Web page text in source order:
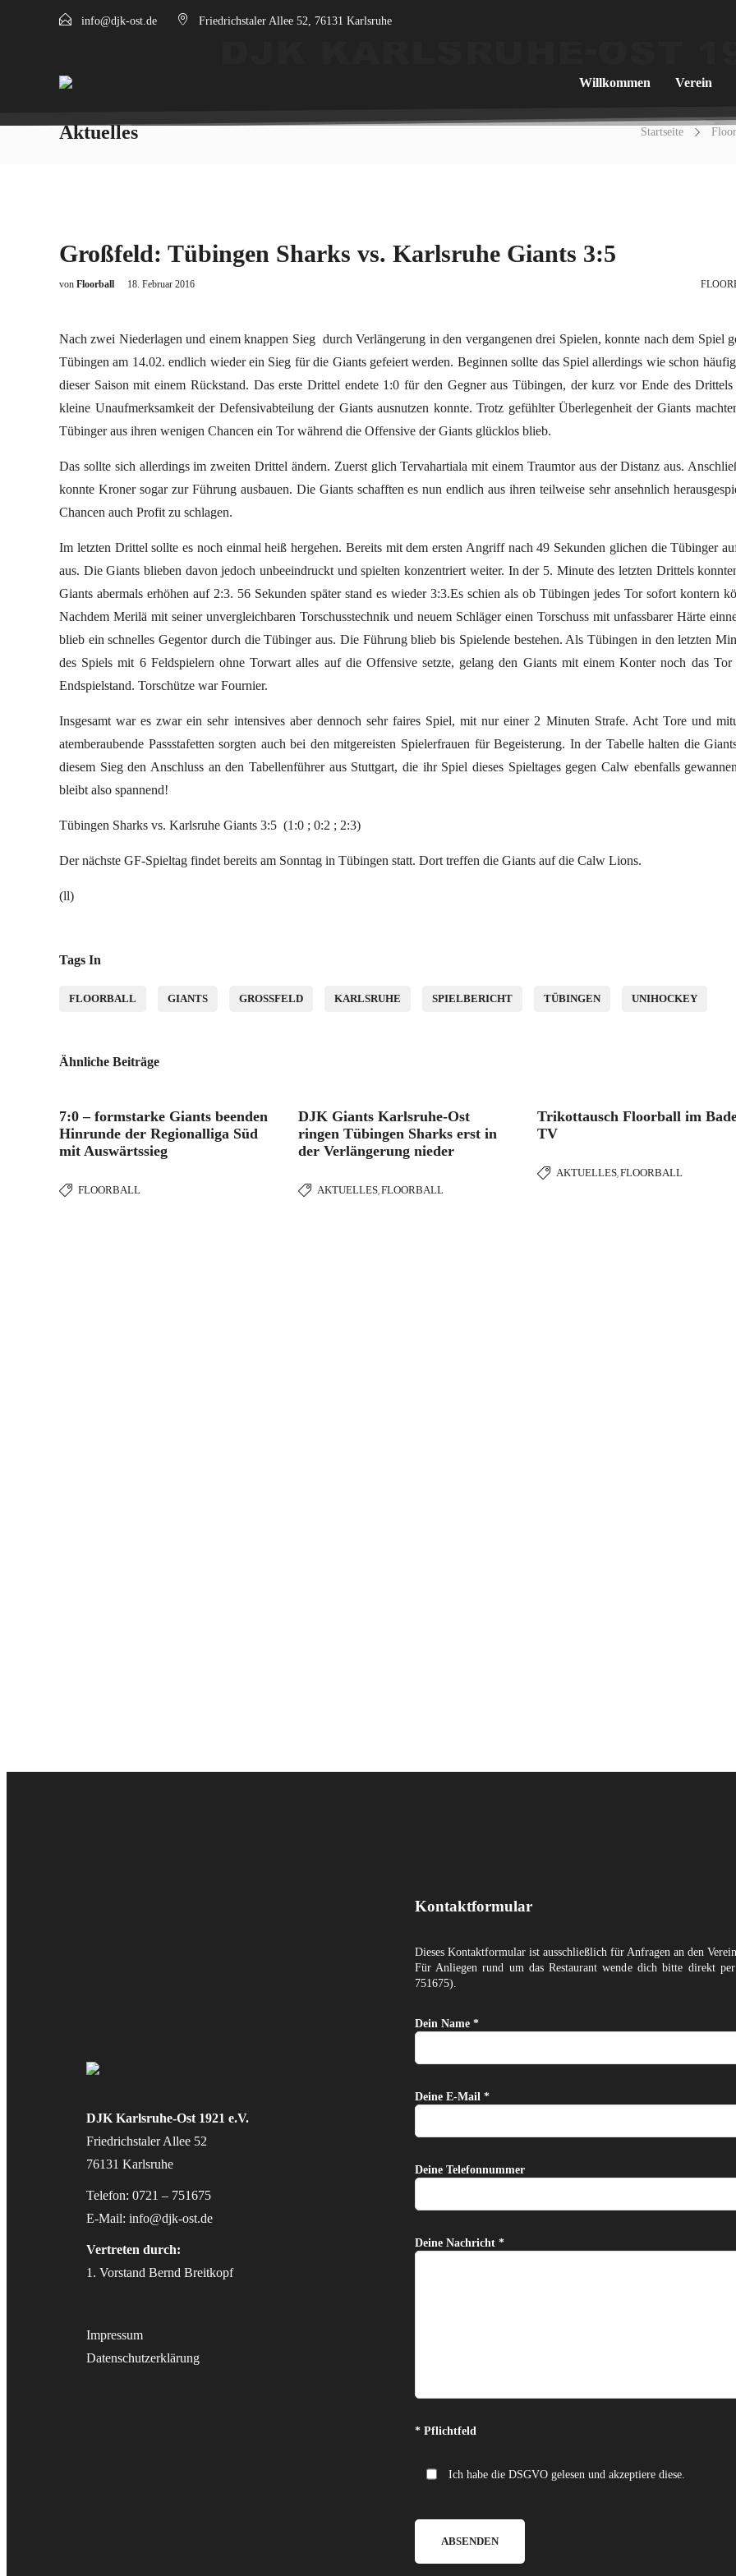
info@djk-ost.de Friedrichstaler Allee 52, 76131 Karlsruhe
Willkommen Verein
Aktuelles Startseite
Großfeld: Tübingen Sharks vs. Karlsruhe Giants 3:5
von Floorball 18. Februar 2016
Nach zwei Niederlagen und einem knappen Sieg durch Verlängerung in den vergangenen drei Spielen, konnte nach dem Spiel
Tübingen am 14.02. endlich wieder ein Sieg für die Giants gefeiert werden. Beginnen sollte das Spiel allerdings wie schon
dieser Saison mit einem Rückstand. Das erste Drittel endete 1:0 für den Gegner aus Tübingen, der kurz vor Ende des Drittels
kleine Unaufmerksamkeit der Defensivabteilung der Giants ausnutzen konnte. Trotz gefühlter Überlegenheit der Giants
Tübinger aus ihren wenigen Chancen ein Tor während die Offensive der Giants glücklos blieb.
Das sollte sich allerdings im zweiten Drittel ändern. Zuerst glich Tervahartiala mit einem Traumtor aus der Distanz aus.
konnte Kroner sogar zur Führung ausbauen. Die Giants schafften es nun endlich aus ihren teilweise sehr ansehnlich
Chancen auch Profit zu schlagen.
Im letzten Drittel sollte es noch einmal heiß hergehen. Bereits mit dem ersten Angriff nach 49 Sekunden glichen die Tübinger
aus. Die Giants blieben davon jedoch unbeeindruckt und spielten konzentriert weiter. In der 5. Minute des letzten Drittels
Giants abermals erhöhen auf 2:3. 56 Sekunden später stand es wieder 3:3.Es schien als ob Tübingen jedes Tor sofort kontern
Nachdem Merilä mit seiner unvergleichbaren Torschusstechnik und neuem Schläger einen Torschuss mit unfassbarer Härte
blieb ein schnelles Gegentor durch die Tübinger aus. Die Führung blieb bis Spielende bestehen. Als Tübingen in den letzten
des Spiels mit 6 Feldspielern ohne Torwart alles auf die Offensive setzte, gelang den Giants mit einem Konter noch das Tor
Endspielstand. Torschütze war Fournier.
Insgesamt war es zwar ein sehr intensives aber dennoch sehr faires Spiel, mit nur einer 2 Minuten Strafe. Acht Tore und
atemberaubende Passstafetten sorgten auch bei den mitgereisten Spielerfrauen für Begeisterung. In der Tabelle halten die
diesem Sieg den Anschluss an den Tabellenführer aus Stuttgart, die ihr Spiel dieses Spieltages gegen Calw ebenfalls
bleibt also spannend!
Tübingen Sharks vs. Karlsruhe Giants 3:5 (1:0 ; 0:2 ; 2:3)
Der nächste GF-Spieltag findet bereits am Sonntag in Tübingen statt. Dort treffen die Giants auf die Calw Lions.
(ll)
Tags In
FLOORBALL GIANTS GROSSFELD KARLSRUHE SPIELBERICHT TÜBINGEN UNIHOCKEY
Ähnliche Beiträge
7:0 – formstarke Giants beenden
Hinrunde der Regionalliga Süd
mit Auswärtssieg
FLOORBALL
DJK Giants Karlsruhe-Ost
ringen Tübingen Sharks erst in
der Verlängerung nieder
AKTUELLES,FLOORBALL
Trikottausch Floorball im
TV
AKTUELLES,FLOORBALL
DJK Karlsruhe-Ost 1921 e.V.
Friedrichstaler Allee 52
76131 Karlsruhe
Telefon: 0721 – 751675
E-Mail: info@djk-ost.de
Vertreten durch:
1. Vorstand Bernd Breitkopf
Impressum
Datenschutzerklärung
Kontaktformular
Dieses Kontaktformular ist ausschließlich für Anfragen an den Verein
Für Anliegen rund um das Restaurant wende dich bitte direkt
751675).
Dein Name *
Deine E-Mail *
Deine Telefonnummer
Deine Nachricht *
Bitte lasse dieses Feld leer.
* Pflichtfeld
Ich habe die DSGVO gelesen und akzeptiere diese.